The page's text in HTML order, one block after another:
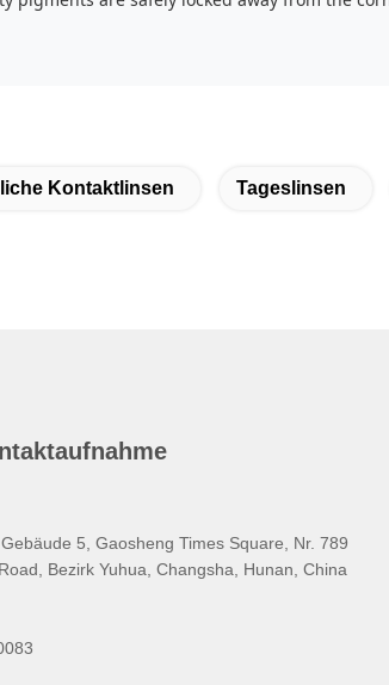
Kontaktlinsen Tageslinsen
5, Gaosheng Times Square, Nr. 789
Bezirk Yuhua, Changsha, Hunan, China